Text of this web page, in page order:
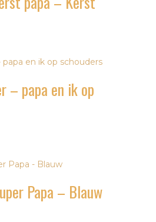
– papa en ik op
Papa – Blauw